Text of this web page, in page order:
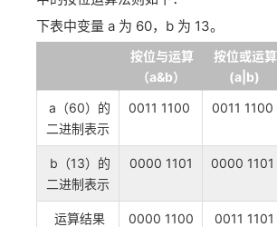
下表中变量 a 为 60，b 为 13。
按位与运算
（a&b）
按位或运算
(a|b)
a（60）的
二进制表示
0011 1100 0011 1100
b（13）的
二进制表示
0000 1101 0000 1101
运算结果 0000 1100 0011 1101